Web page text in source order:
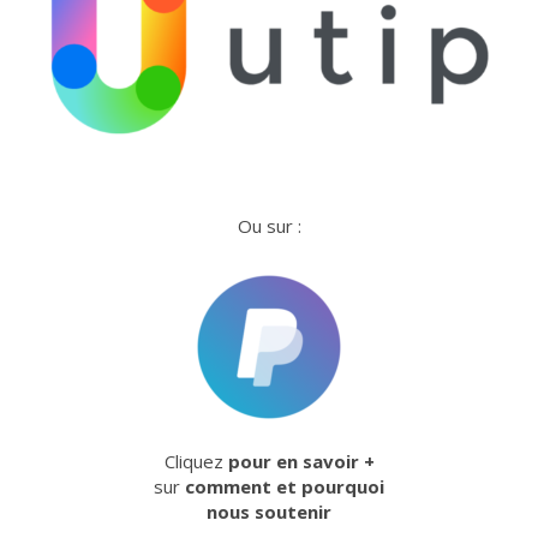
Ou sur :
Cliquez pour en savoir +
sur comment et pourquoi
nous soutenir